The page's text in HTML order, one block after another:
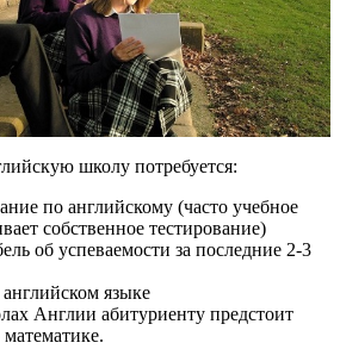
школу потребуется:
по английскому (часто учебное
собственное тестирование)
об успеваемости за последние 2-3
английском языке
Англии абитуриенту предстоит
математике.